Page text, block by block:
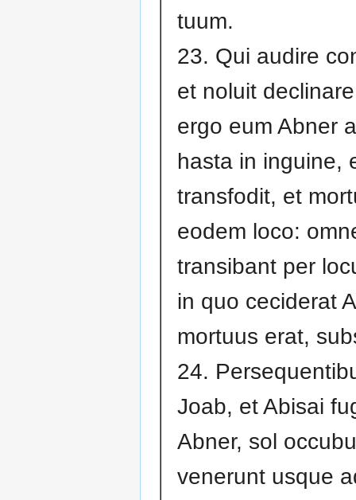
tuum.
23. Qui audire
et noluit
ergo eum Abner
hasta in inguine,
transfodit, et
eodem loco:
transibant per
in quo ceciderat
mortuus erat,
24.
Joab, et Abisai
Abner, sol
venerunt usque